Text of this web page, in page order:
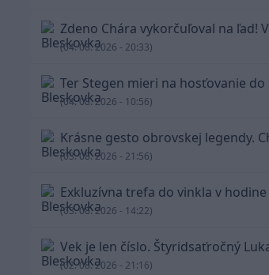
Zdeno Chára vykorčuľoval na ľad!
(04. 08. 2026 - 20:33)
Ter Stegen mieri na hosťovanie do
(04. 08. 2026 - 10:56)
Krásne gesto obrovskej legendy.
(03. 08. 2026 - 21:56)
Exkluzívna trefa do vinkla v
(03. 08. 2026 - 14:22)
Vek je len číslo. Štyridsaťročný
(02. 08. 2026 - 21:16)